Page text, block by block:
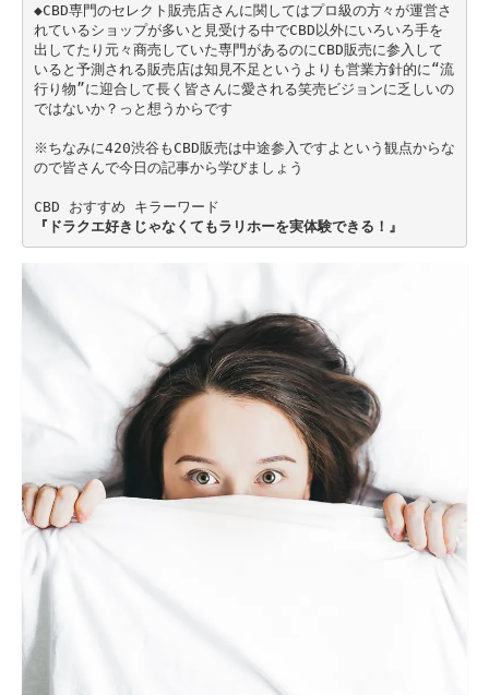
◆CBD専門のセレクト販売店さんに関してはプロ級の方々が運営さ
れているショップが多いと見受ける中でCBD以外にいろいろ手を
出してたり元々商売していた専門があるのにCBD販売に参入して
いると予測される販売店は知見不足というよりも営業方針的に“流
行り物”に迎合して長く皆さんに愛される笑売ビジョンに乏しいの
ではないか？っと想うからです
※ちなみに420渋谷もCBD販売は中途参入ですよという観点からな
ので皆さんで今日の記事から学びましょう
CBD おすすめ キラーワード
『ドラクエ好きじゃなくてもラリホーを実体験できる！』